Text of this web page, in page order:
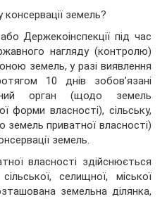
земель?
Держекоінспекції під час
нагляду (контролю)
земель, у разі виявлення
10 днів зобов’язані
орган (щодо земель
форми власності), сільську,
приватної власності)
земель.
власності здійснюється
селищної, міської
земельна ділянка,